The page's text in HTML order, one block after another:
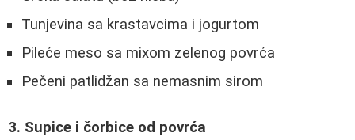
Tunjevina sa krastavcima i jogurtom
Pileće meso sa mixom zelenog povrća
Pečeni patlidžan sa nemasnim sirom
3. Supice i čorbice od povrća